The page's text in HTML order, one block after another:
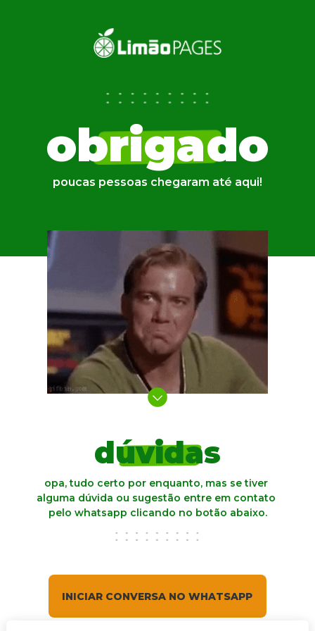
obrigado
poucas pessoas chegaram até aqui!
opa, tudo certo por enquanto, mas se tiver
alguma dúvida ou sugestão entre em contato
pelo whatsapp clicando no botão abaixo.
dúvidas
INICIAR CONVERSA NO WHATSAPP